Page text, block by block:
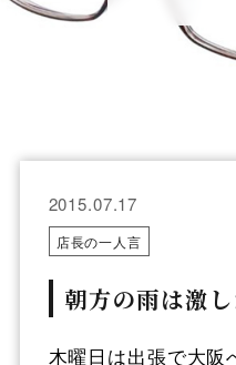
2015.07.17
店長の一人言
朝方の雨は激し
木曜日は出張で大阪